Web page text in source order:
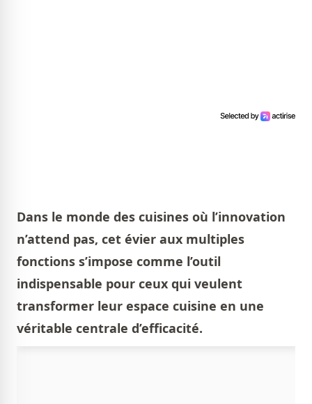
Dans le monde des cuisines où l’innovation
n’attend pas, cet évier aux multiples
fonctions s’impose comme l’outil
indispensable pour ceux qui veulent
transformer leur espace cuisine en une
véritable centrale d’efficacité.